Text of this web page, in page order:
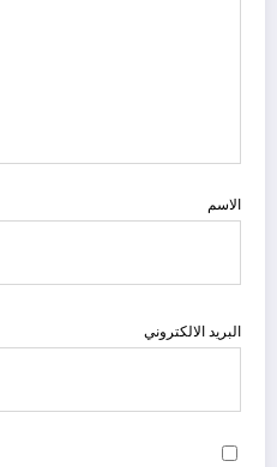
الاسم
البريد الالكتروني